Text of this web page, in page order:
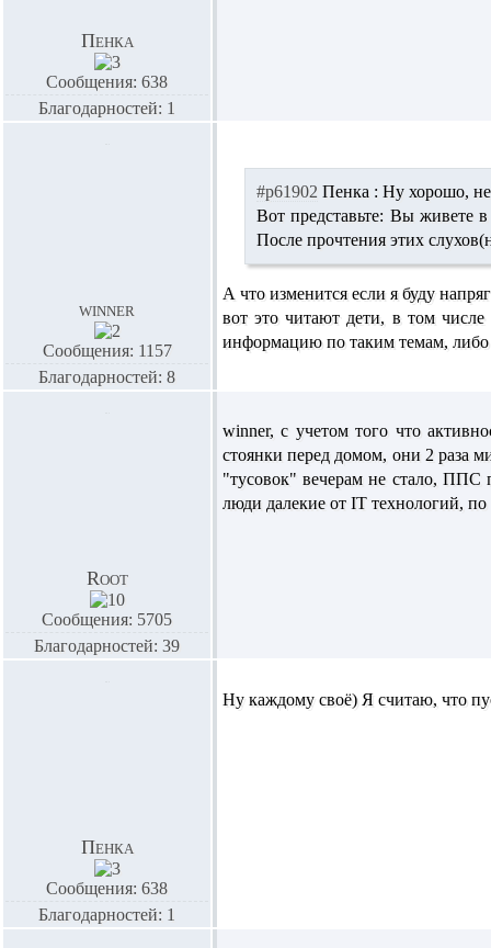
Пенка
Сообщения: 638
Благодарностей: 1
winner
Сообщения: 1157
Благодарностей: 8
#p61902 Пенка : Ну хорошо, не
Вот представьте: Вы живете
После прочтения этих
А что изменится если я буду
вот это читают дети, в том
информацию по таким темам, либо
Root
Сообщения: 5705
Благодарностей: 39
winner,с учетом того что
стоянки перед домом, они 2 раза
"тусовок" вечерам не стало, ППС
люди далекие от IT технологий,
Пенка
Сообщения: 638
Благодарностей: 1
Ну каждому своё) Я считаю, что